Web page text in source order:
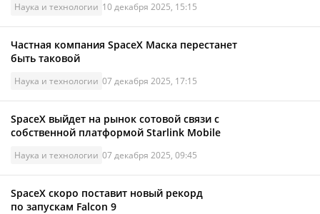
Наука и технологии 10 декабря 2025, 15:15
Частная компания SpaceX Маска перестанет
быть таковой
Наука и технологии 07 декабря 2025, 17:15
SpaceX выйдет на рынок сотовой связи с
собственной платформой Starlink Mobile
Наука и технологии 07 декабря 2025, 09:45
SpaceX скоро поставит новый рекорд
по запускам Falcon 9